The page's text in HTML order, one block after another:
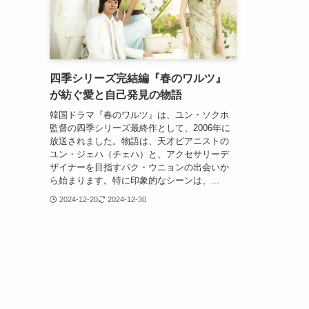
四季シリーズ完結編『春のワルツ』
が紡ぐ愛と自己発見の物語
韓国ドラマ『春のワルツ』は、ユン・ソクホ
監督の四季シリーズ最終作として、2006年に
放送されました。物語は、天才ピアニストの
ユン・ジェハ（チェハ）と、アクセサリーデ
ザイナーを目指すパク・ウニョンの出会いか
ら始まります。特に印象的なシーンは、...
2024-12-20 2024-12-30